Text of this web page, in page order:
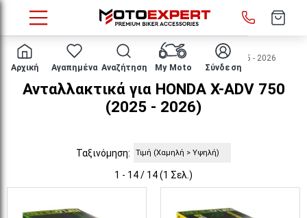
Αρχική Αγαπημένα Αναζήτηση My Moto Σύνδεση
HOME Μάρκα/μοντέλο HONDA X-ADV 750 2025 - 2026
Ανταλλακτικά για HONDA X-ADV 750
(2025 - 2026)
Ταξινόμηση:
1 - 14 / 14 (1 Σελ.)